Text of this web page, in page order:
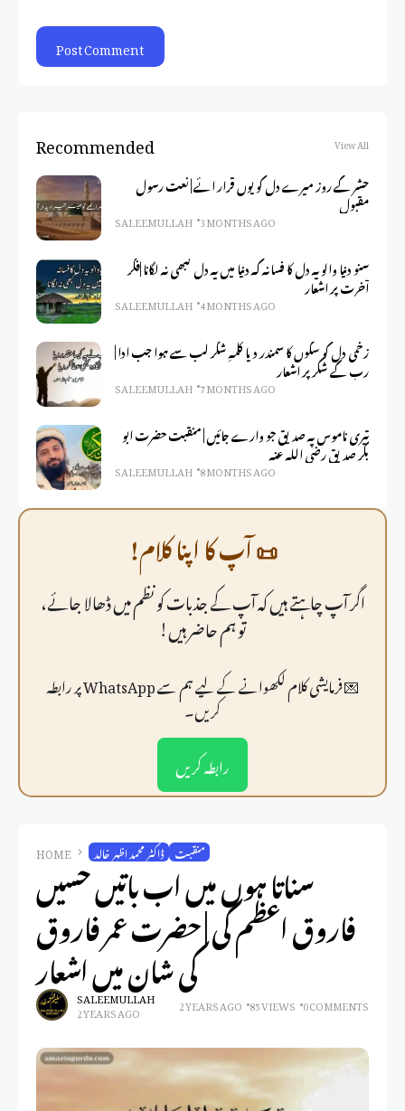
Recommended View All
حشر کے روز میرے دل کو یوں قرار ائے | نعت رسول
مقبول
SALEEM ULLAH 3 MONTHS AGO
سنو دنیا والو یہ دل کا فسانہ کہ دنیا میں یہ دل کبھی نہ لگانا |فکر
آخرت پر اشعار
SALEEM ULLAH 4 MONTHS AGO
زخمی دل کو سکوں کا سمندر دیا کلمہِ شکر لب سے ہوا جب ادا |
رب کے شکر پر اشعار
SALEEM ULLAH 7 MONTHS AGO
تیری ناموس پہ صدیق جو وارے جائیں | منقبت حضرت ابو
بکر صدیق رضی اللہ عنہ
SALEEM ULLAH 8 MONTHS AGO
📜 آپ کا اپنا کلام!
اگر آپ چاہتے ہیں کہ آپ کے جذبات کو نظم میں ڈھالا جائے،
تو ہم حاضر ہیں!
💌 فرمايشی کلام لکھوانے کے لیے ہم سے WhatsApp پر رابطہ
کریں۔
رابطہ کریں
HOME ڈاکٹر محمد اظہر خالد منقبت
سناتا ہوں میں اب باتیں حسیں
فاروق اعظم کی | حضرت عمر فاروق
کی شان میں اشعار
SALEEM ULLAH
2 YEARS AGO 2 YEARS AGO 85 VIEWS 0 COMMENTS